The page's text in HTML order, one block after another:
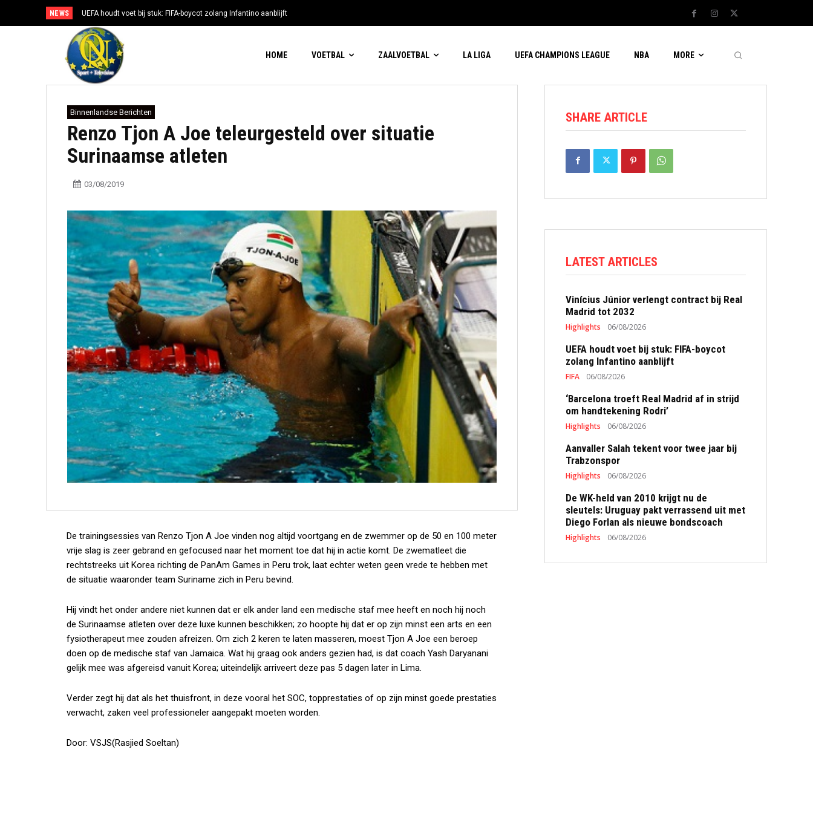
NEWS UEFA houdt voet bij stuk: FIFA-boycot zolang Infantino aanblijft
HOME VOETBAL ZAALVOETBAL LA LIGA UEFA CHAMPIONS LEAGUE NBA MORE
Binnenlandse Berichten
Renzo Tjon A Joe teleurgesteld over situatie
Surinaamse atleten
03/08/2019
De trainingsessies van Renzo Tjon A Joe vinden nog altijd voortgang en de zwemmer op de 50 en 100 meter
vrije slag is zeer gebrand en gefocused naar het moment toe dat hij in actie komt. De zwematleet die
rechtstreeks uit Korea richting de PanAm Games in Peru trok, laat echter weten geen vrede te hebben met
de situatie waaronder team Suriname zich in Peru bevind.
Hij vindt het onder andere niet kunnen dat er elk ander land een medische staf mee heeft en noch hij noch
de Surinaamse atleten over deze luxe kunnen beschikken; zo hoopte hij dat er op zijn minst een arts en een
fysiotherapeut mee zouden afreizen. Om zich 2 keren te laten masseren, moest Tjon A Joe een beroep
doen op de medische staf van Jamaica. Wat hij graag ook anders gezien had, is dat coach Yash Daryanani
gelijk mee was afgereisd vanuit Korea; uiteindelijk arriveert deze pas 5 dagen later in Lima.
Verder zegt hij dat als het thuisfront, in deze vooral het SOC, topprestaties of op zijn minst goede prestaties
verwacht, zaken veel professioneler aangepakt moeten worden.
Door: VSJS(Rasjied Soeltan)
SHARE ARTICLE
LATEST ARTICLES
Vinícius Júnior verlengt contract bij Real
Madrid tot 2032
Highlights 06/08/2026
UEFA houdt voet bij stuk: FIFA-boycot
zolang Infantino aanblijft
FIFA 06/08/2026
‘Barcelona troeft Real Madrid af in strijd
om handtekening Rodri’
Highlights 06/08/2026
Aanvaller Salah tekent voor twee jaar bij
Trabzonspor
Highlights 06/08/2026
De WK-held van 2010 krijgt nu de
sleutels: Uruguay pakt verrassend uit met
Diego Forlan als nieuwe bondscoach
Highlights 06/08/2026